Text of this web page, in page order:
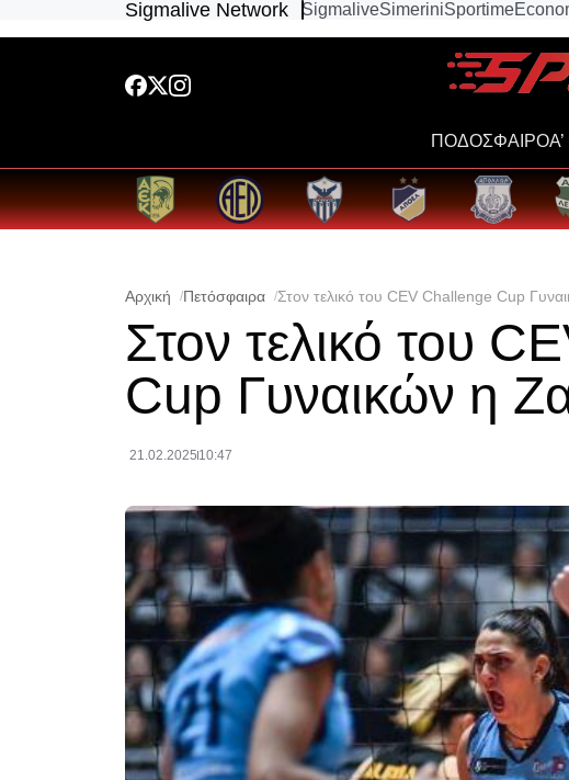
Sigmalive Network SigmaliveSimeriniSportime
ΠΟΔΟΣΦΑΙΡΟ
Αρχική Πετόσφαιρα Στον τελικό του CEV Challenge Cup
Στον τελικό του
Cup Γυναικών η
21.02.2025 10:47